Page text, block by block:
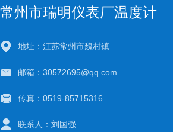
常州市瑞明仪表厂温度计
地址：江苏常州市魏村镇
邮箱：30572695@qq.com
传真：0519-85715316
联系人：刘国强